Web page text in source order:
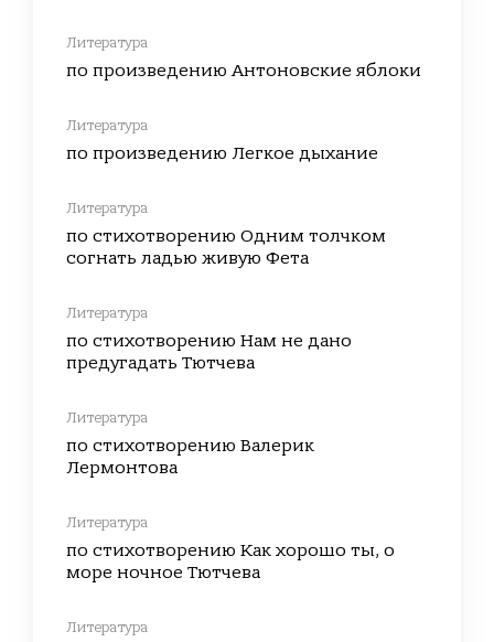
Литература
по произведению Антоновские яблоки
Литература
по произведению Легкое дыхание
Литература
по стихотворению Одним толчком
согнать ладью живую Фета
Литература
по стихотворению Нам не дано
предугадать Тютчева
Литература
по стихотворению Валерик
Лермонтова
Литература
по стихотворению Как хорошо ты, о
море ночное Тютчева
Литература